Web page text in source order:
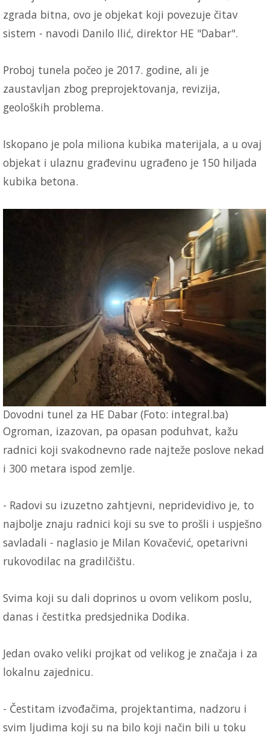
zgrada bitna, ovo je objekat koji povezuje čitav
sistem - navodi Danilo Ilić, direktor HE "Dabar".
Proboj tunela počeo je 2017. godine, ali je
zaustavljan zbog preprojektovanja, revizija,
geoloških problema.
Iskopano je pola miliona kubika materijala, a u ovaj
objekat i ulaznu građevinu ugrađeno je 150 hiljada
kubika betona.
Dovodni tunel za HE Dabar (Foto: integral.ba)
Ogroman, izazovan, pa opasan poduhvat, kažu
radnici koji svakodnevno rade najteže poslove nekad
i 300 metara ispod zemlje.
- Radovi su izuzetno zahtjevni, nepridevidivo je, to
najbolje znaju radnici koji su sve to prošli i uspješno
savladali - naglasio je Milan Kovačević, opetarivni
rukovodilac na gradilčištu.
Svima koji su dali doprinos u ovom velikom poslu,
danas i čestitka predsjednika Dodika.
Jedan ovako veliki projkat od velikog je značaja i za
lokalnu zajednicu.
- Čestitam izvođačima, projektantima, nadzoru i
svim ljudima koji su na bilo koji način bili u toku